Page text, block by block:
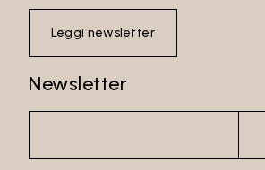
Leggi newsletter
Newsletter